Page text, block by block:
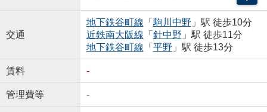
交通
地下鉄谷町線 「 駒川中野 」駅 徒歩10分
近鉄南大阪線 「 針中野 」駅 徒歩11分
地下鉄谷町線 「 平野 」駅 徒歩13分
賃料 -
管理費等 -